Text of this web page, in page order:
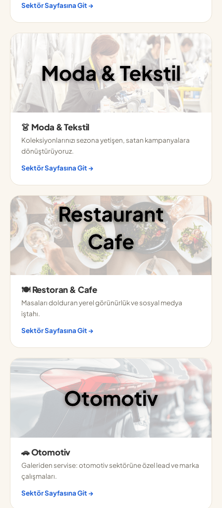
Sektör Sayfasına Git →
👗 Moda & Tekstil
Koleksiyonlarınızı sezona yetişen, satan kampanyalara
dönüştürüyoruz.
Sektör Sayfasına Git →
🍽️ Restoran & Cafe
Masaları dolduran yerel görünürlük ve sosyal medya
iştahı.
Sektör Sayfasına Git →
🚗 Otomotiv
Galeriden servise: otomotiv sektörüne özel lead ve marka
çalışmaları.
Sektör Sayfasına Git →